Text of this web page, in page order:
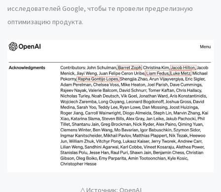
исследователей Google, чтобы те провели предрелизную
оптимизацию продукта.
△Источник: OpenAI